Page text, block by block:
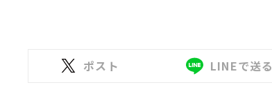
ポスト LINEで送る